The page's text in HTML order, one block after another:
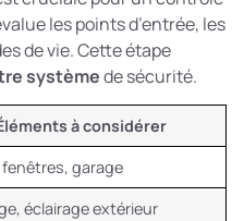
les points d’entrée, les
de vie. Cette étape
systèmede sécurité.
à considérer
garage
éclairage extérieur